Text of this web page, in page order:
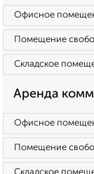
Офисное
Помещение
Складское
Аренда
Офисное
Помещение